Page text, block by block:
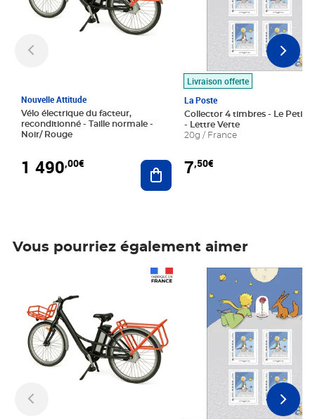
Nouvelle Attitude
Vélo électrique du facteur,
reconditionné - Taille normale -
Noir/ Rouge
1 490,00€ Ajouter au panier
Livraison offerte
La Poste
Collector 4 timbres - Le Petit
- Lettre Verte
20g / France
7,50€
Vous pourriez également aimer
Prix 7,50€